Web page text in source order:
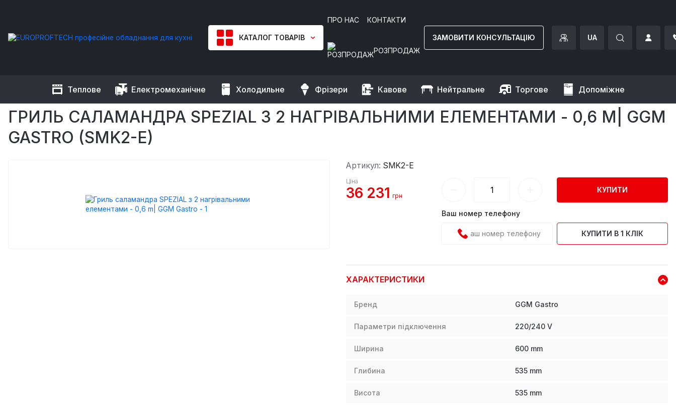
КАТАЛОГ ТОВАРІВ
ПРО НАС КОНТАКТИ
РОЗПРОДАЖ
ЗАМОВИТИ КОНСУЛЬТАЦІЮ UA
Теплове Електромеханічне Холодильне Фрізери Кавове Нейтральне Торгове Допоміжне
EUROPROFTECH Теплове обладнання Грилі Саламандра Грилі Гриль саламандра SPEZIAL з 2 нагрівальними елементами - 0,6 m| GGM Gastro
ГРИЛЬ САЛАМАНДРА SPEZIAL З 2 НАГРІВАЛЬНИМИ ЕЛЕМЕНТАМИ - 0,6 M| GGM
GASTRO (SMK2-E)
Артикул: SMK2-E
Ціна
36 231 грн
КУПИТИ
Ваш номер телефону
КУПИТИ В 1 КЛІК
ХАРАКТЕРИСТИКИ
Бренд GGM Gastro
Параметри підключення 220/240 V
Ширина 600 mm
Глибина 535 mm
Висота 535 mm